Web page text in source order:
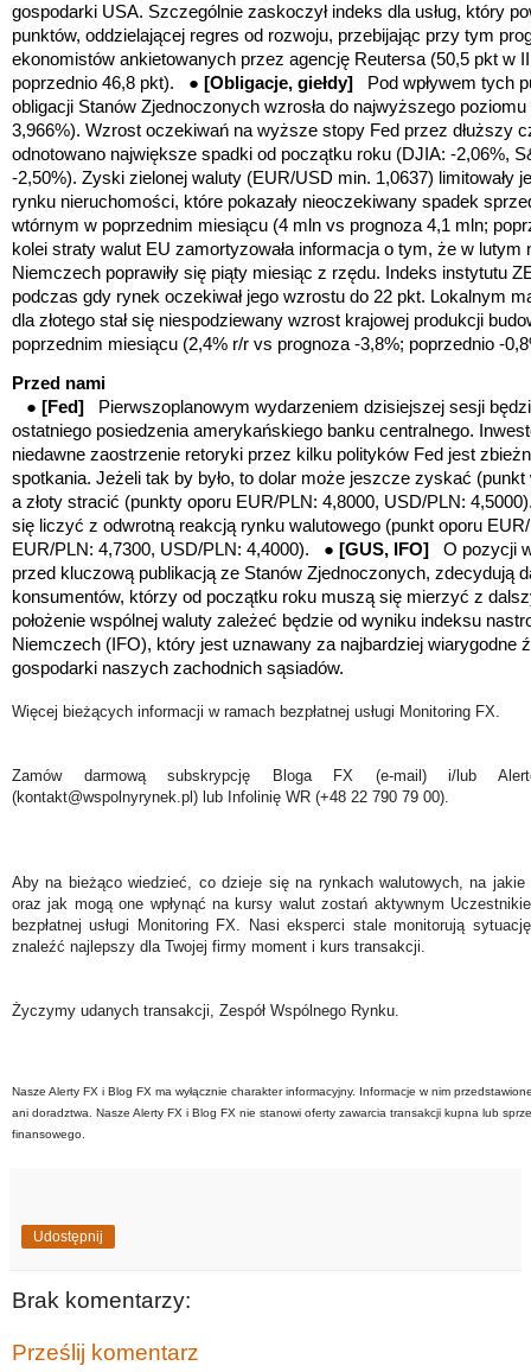
gospodarki USA. Szczególnie zaskoczył indeks dla usług, który
punktów, oddzielającej regres od rozwoju, przebijając przy tym
ekonomistów ankietowanych przez agencję Reutersa (50,5 pkt w
poprzednio 46,8 pkt). ● [Obligacje, giełdy] Pod wpływem tych
obligacji Stanów Zjednoczonych wzrosła do najwyższego
3,966%). Wzrost oczekiwań na wyższe stopy Fed przez dłuższy
odnotowano największe spadki od początku roku (DJIA: -2,06%,
-2,50%). Zyski zielonej waluty (EUR/USD min. 1,0637) limitowały
rynku nieruchomości, które pokazały nieoczekiwany spadek
wtórnym w poprzednim miesiącu (4 mln vs prognoza 4,1 mln;
kolei straty walut EU zamortyzowała informacja o tym, że w lutym
Niemczech poprawiły się piąty miesiąc z rzędu. Indeks instytutu
podczas gdy rynek oczekiwał jego wzrostu do 22 pkt. Lokalnym
dla złotego stał się niespodziewany wzrost krajowej produkcji
poprzednim miesiącu (2,4% r/r vs prognoza -3,8%; poprzednio -
Przed nami
● [Fed]
Pierwszoplanowym wydarzeniem dzisiejszej sesji
ostatniego posiedzenia amerykańskiego banku centralnego.
niedawne zaostrzenie retoryki przez kilku polityków Fed jest
spotkania. Jeżeli tak by było, to dolar może jeszcze zyskać
a złoty stracić (punkty oporu EUR/PLN: 4,8000, USD/PLN: 4,5000)
się liczyć z odwrotną reakcją rynku walutowego (punkt oporu
EUR/PLN: 4,7300, USD/PLN: 4,4000). ● [GUS, IFO] O pozycji
przed kluczową publikacją ze Stanów Zjednoczonych, zdecydują
konsumentów, którzy od początku roku muszą się mierzyć z
położenie wspólnej waluty zależeć będzie od wyniku indeksu
Niemczech (IFO), który jest uznawany za najbardziej wiarygodne
gospodarki naszych zachodnich sąsiadów.
Więcej bieżących informacji w ramach bezpłatnej usługi Monitoring FX.
Zamów darmową subskrypcję Bloga FX (e-mail) i/lub
(kontakt@wspolnyrynek.pl) lub Infolinię WR (+48 22 790 79 00).
Aby na bieżąco wiedzieć, co dzieje się na rynkach walutowych, na
oraz jak mogą one wpłynąć na kursy walut zostań aktywnym
bezpłatnej usługi Monitoring FX. Nasi eksperci stale monitorują
znaleźć najlepszy dla Twojej firmy moment i kurs transakcji.
Życzymy udanych transakcji, Zespół Wspólnego Rynku.
Nasze Alerty FX i Blog FX ma wyłącznie charakter informacyjny. Informacje w nim
ani doradztwa. Nasze Alerty FX i Blog FX nie stanowi oferty zawarcia transakcji kupna lub
finansowego.
Udostępnij
Brak komentarzy:
Prześlij komentarz